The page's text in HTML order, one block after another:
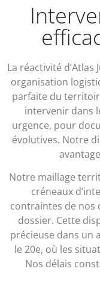
La réactivité d’Atlas
organisation
parfaite du
intervenir dans
urgence, pour
évolutives. Notre
Notre maillage
créneaux
contraintes de nos
dossier. Cette
précieuse dans un
le 20e, où les
Nos délais